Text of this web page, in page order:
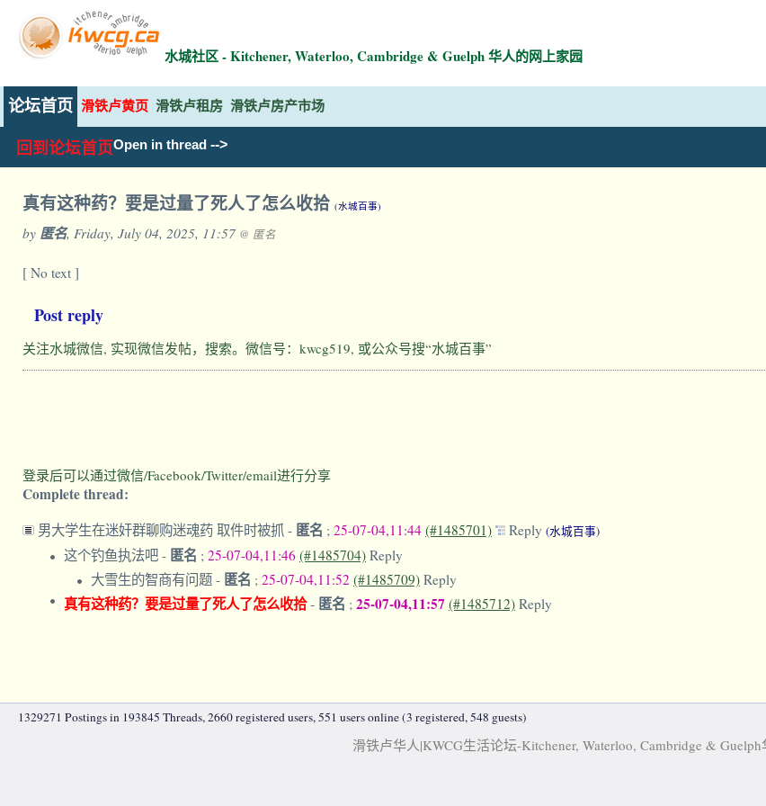
水城社区 - Kitchener, Waterloo, Cambridge & Guelph 华人的网上家园
论坛首页 滑铁卢黄页 滑铁卢租房 滑铁卢房产市场
回到论坛首页Open in thread -->
真有这种药？要是过量了死人了怎么收拾 (水城百事)
by 匿名, Friday, July 04, 2025, 11:57 @ 匿名
[ No text ]
Post reply
关注水城微信, 实现微信发帖，搜索。微信号：kwcg519, 或公众号搜“水城百事”
登录后可以通过微信/Facebook/Twitter/email进行分享
Complete thread:
男大学生在迷奸群聊购迷魂药 取件时被抓 - 匿名 ; 25-07-04,11:44 (#1485701) Reply (水城百事)
这个钓鱼执法吧 - 匿名 ; 25-07-04,11:46 (#1485704) Reply
大雪生的智商有问题 - 匿名 ; 25-07-04,11:52 (#1485709) Reply
真有这种药？要是过量了死人了怎么收拾 - 匿名 ; 25-07-04,11:57 (#1485712) Reply
1329271 Postings in 193845 Threads, 2660 registered users, 551 users online (3 registered, 548 guests)
滑铁卢华人|KWCG生活论坛-Kitchener, Waterloo, Cambridge &